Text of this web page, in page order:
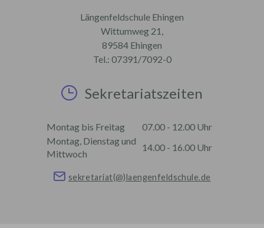
Längenfeldschule Ehingen
Wittumweg 21,
89584 Ehingen
Tel.: 07391/7092-0
Sekretariatszeiten
Montag bis Freitag
07.00 - 12.00 Uhr
Montag, Dienstag und
Mittwoch
14.00 - 16.00 Uhr
sekretariat(@)laengenfeldschule.de